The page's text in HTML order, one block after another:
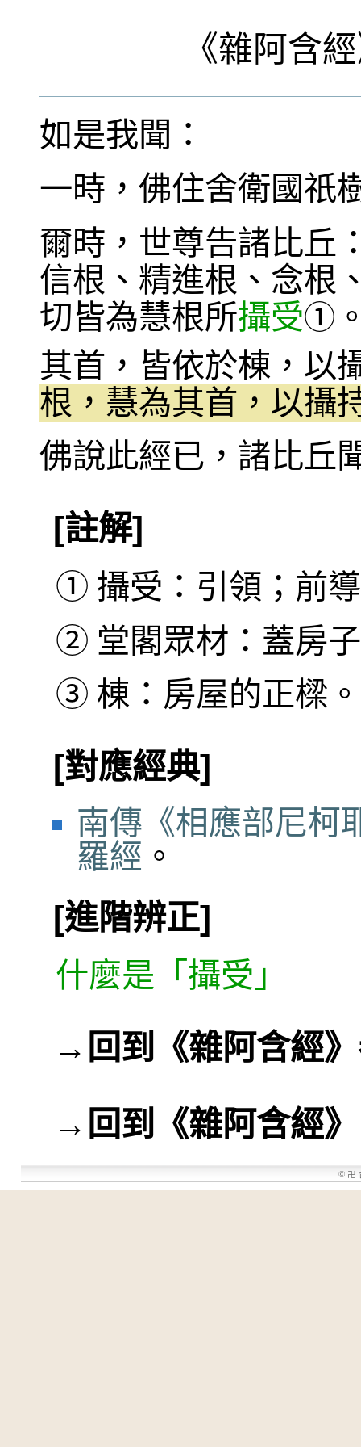
《雜阿含
如是我聞：
一時，佛住舍衛國祇
爾時，世尊告諸比丘
信根、精進根、念根
切皆為慧根所攝受①
其首，皆依於棟，以
根，慧為其首，以攝
佛說此經已，諸比丘
[註解]
① 攝受：引領；前
② 堂閣眾材：蓋房
③ 棟：房屋的正樑。
[對應經典]
南傳《相應部尼柯
羅經 。
[進階辨正]
什麼是「攝受」
→ 回到《雜阿含經
→ 回到《雜阿含經》
© 卍